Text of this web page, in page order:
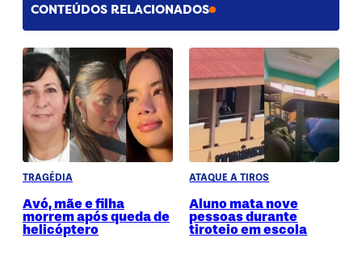
CONTEÚDOS RELACIONADOS
TRAGÉDIA
Avó, mãe e filha
morrem após queda de
helicóptero
ATAQUE A TIROS
Aluno mata nove
pessoas durante
tiroteio em escola